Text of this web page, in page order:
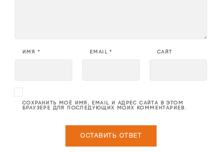
ИМЯ * EMAIL* САЙТ
СОХРАНИТЬ МОЁ ИМЯ, EMAIL И АДРЕС САЙТА В ЭТОМ
БРАУЗЕРЕ ДЛЯ ПОСЛЕДУЮЩИХ МОИХ КОММЕНТАРИЕВ.